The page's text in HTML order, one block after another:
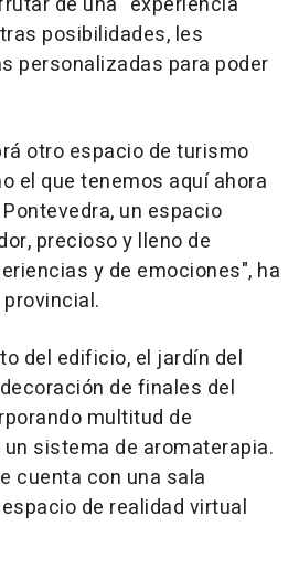
posibilidades, les
personalizadas para poder
otro espacio de turismo
el que tenemos aquí ahora
un espacio
precioso y lleno de
y de emociones", ha
del edificio, el jardín del
de finales del
multitud de
sistema de aromaterapia.
cuenta con una sala
de realidad virtual